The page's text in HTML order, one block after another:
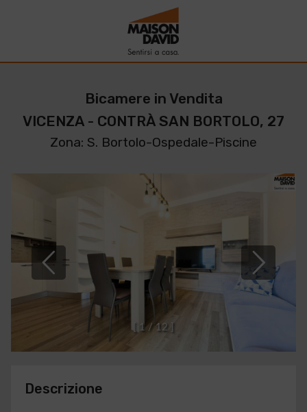
Bicamere in Vendita
VICENZA - CONTRÀ SAN BORTOLO, 27
Zona: S. Bortolo-Ospedale-Piscine
1 / 12
Descrizione